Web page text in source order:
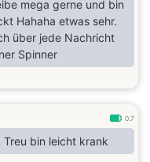
bei mir!
mega gerne und bin
Hahaha etwas sehr.
über jede Nachricht
Spinner
0.7
Treu bin leicht krank